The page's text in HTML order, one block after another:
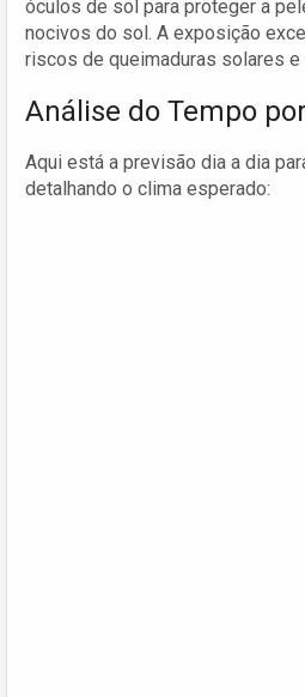
óculos de sol para proteger a
nocivos do sol. A exposição
riscos de queimaduras solares
Análise do Tempo
Aqui está a previsão dia a dia
detalhando o clima esperado: